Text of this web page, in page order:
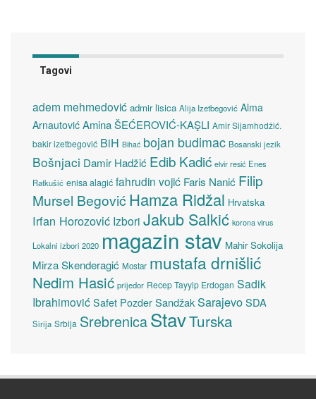
Tagovi
adem mehmedović admir lisica Alija Izetbegović Alma
Arnautović Amina ŠEĆEROVIĆ-KAŞLI Amir Sijamhodžić.
bakir izetbegović BiH Bihać bojan budimac Bosanski jezik
Bošnjaci Damir Hadžić Edib Kadić elvir resić Enes
Ratkušić enisa alagić fahrudin vojić Faris Nanić Filip
Mursel Begović Hamza Ridžal Hrvatska
Irfan Horozović Izbori Jakub Salkić korona virus
Lokalni izbori 2020 magazin stav Mahir Sokolija
Mirza Skenderagić Mostar mustafa drnišlić
Nedim Hasić prijedor Recep Tayyip Erdogan Sadik
Ibrahimović Safet Pozder SandžakSarajevoSDA
Sirija Srbija SrebrenicaStavTurska